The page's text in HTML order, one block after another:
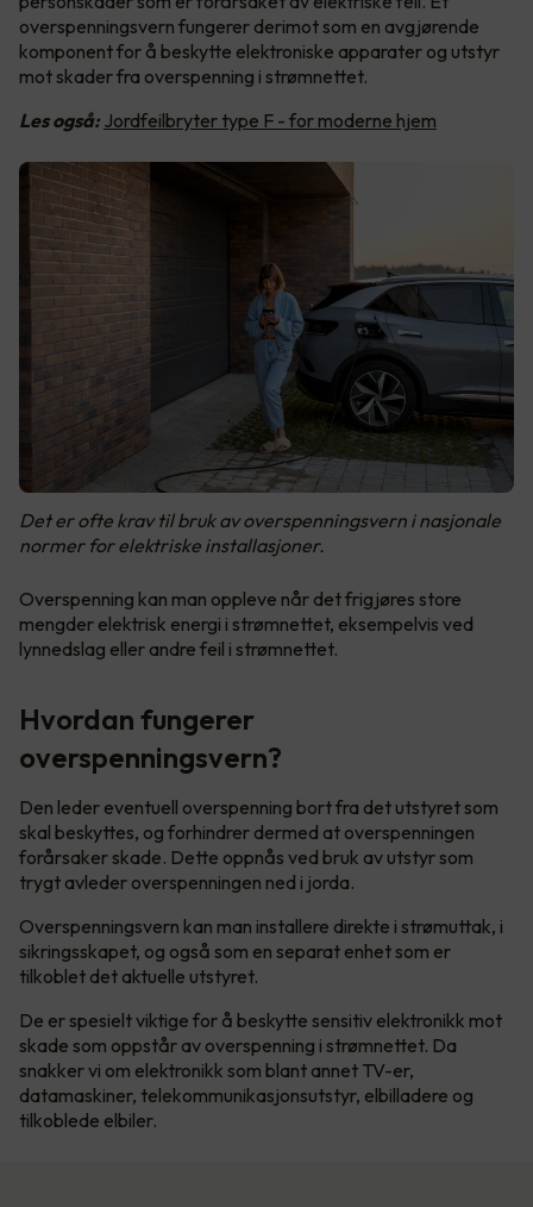
overspenningsvern fungerer derimot som en avgjørende
komponent for å beskytte elektroniske apparater og utstyr
mot skader fra overspenning i strømnettet.
Les også: Jordfeilbryter type F - for moderne hjem
Det er ofte krav til bruk av overspenningsvern i nasjonale
normer for elektriske installasjoner.
Overspenning kan man oppleve når det frigjøres store
mengder elektrisk energi i strømnettet, eksempelvis ved
lynnedslag eller andre feil i strømnettet.
Hvordan fungerer
overspenningsvern?
Den leder eventuell overspenning bort fra det utstyret som
skal beskyttes, og forhindrer dermed at overspenningen
forårsaker skade. Dette oppnås ved bruk av utstyr som
trygt avleder overspenningen ned i jorda.
Overspenningsvern kan man installere direkte i strømuttak, i
sikringsskapet, og også som en separat enhet som er
tilkoblet det aktuelle utstyret.
De er spesielt viktige for å beskytte sensitiv elektronikk mot
skade som oppstår av overspenning i strømnettet. Da
snakker vi om elektronikk som blant annet TV-er,
datamaskiner, telekommunikasjonsutstyr, elbilladere og
tilkoblede elbiler.